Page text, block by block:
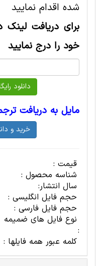
شده اقدام نمایید
برای دریافت لینک
خود را درج نمایید
مایل به دریافت
قیمت :
شناسه محصول :
سال انتشار:
حجم فایل انگلیسی :
حجم فایل فارسی :
نوع فایل های ضمیمه
:
کلمه عبور همه فایلها :